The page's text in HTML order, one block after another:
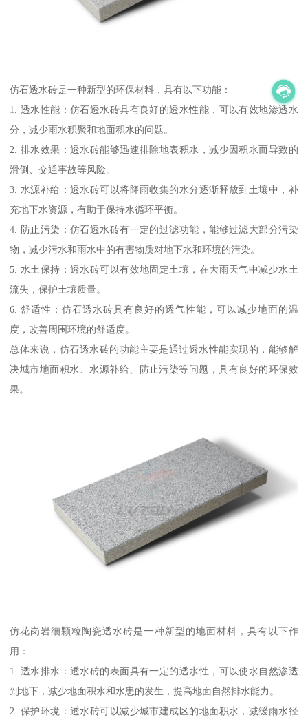
仿石透水砖是一种新型的环保材料，具有以下功能：
1. 透水性能：仿石透水砖具有良好的透水性能，可以有效地渗透水
分，减少雨水积聚和地面积水的问题。
2. 排水效果：透水砖能够迅速排除地表积水，减少因积水而导致的
滑倒、交通事故等风险。
3. 水源补给：透水砖可以将降雨收集的水分逐渐释放到土壤中，补
充地下水资源，有助于保持水循环平衡。
4. 防止污染：仿石透水砖有一定的过滤功能，能够过滤大部分污染
物，减少污水和雨水中的有害物质对地下水和环境的污染。
5. 水土保持：透水砖可以有效地固定土壤，在大雨天气中减少水土
流失，保护土壤质量。
6. 舒适性：仿石透水砖具有良好的透气性能，可以减少地面的温
度，改善周围环境的舒适度。
总体来说，仿石透水砖的功能主要是通过透水性能实现的，能够解
决城市地面积水、水源补给、防止污染等问题，具有良好的环保效
果。
仿花岗岩细颗粒陶瓷透水砖是一种新型的地面材料，具有以下作
用：
1. 透水排水：透水砖的表面具有一定的透水性，可以使水自然渗透
到地下，减少地面积水和水患的发生，提高地面自然排水能力。
2. 保护环境：透水砖可以减少城市建成区的地面积水，减缓雨水径